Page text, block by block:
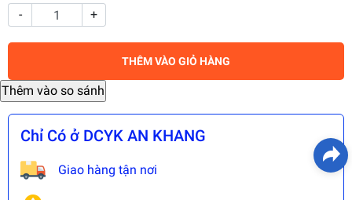
- +
THÊM VÀO GIỎ HÀNG
Chỉ Có ở DCYK AN KHANG
Giao hàng tận nơi